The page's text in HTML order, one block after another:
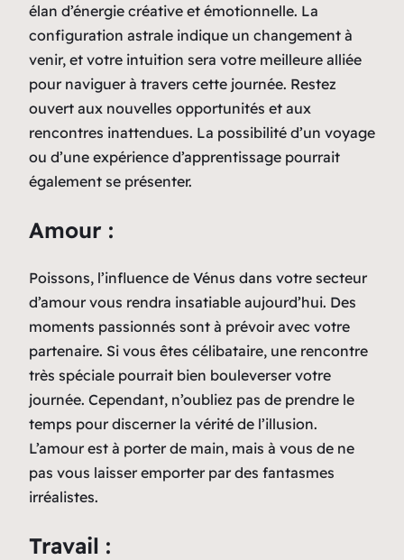
élan d’énergie créative et émotionnelle. La
configuration astrale indique un changement à
venir, et votre intuition sera votre meilleure alliée
pour naviguer à travers cette journée. Restez
ouvert aux nouvelles opportunités et aux
rencontres inattendues. La possibilité d’un voyage
ou d’une expérience d’apprentissage pourrait
également se présenter.
Amour :
Poissons, l’influence de Vénus dans votre secteur
d’amour vous rendra insatiable aujourd’hui. Des
moments passionnés sont à prévoir avec votre
partenaire. Si vous êtes célibataire, une rencontre
très spéciale pourrait bien bouleverser votre
journée. Cependant, n’oubliez pas de prendre le
temps pour discerner la vérité de l’illusion.
L’amour est à porter de main, mais à vous de ne
pas vous laisser emporter par des fantasmes
irréalistes.
Travail :